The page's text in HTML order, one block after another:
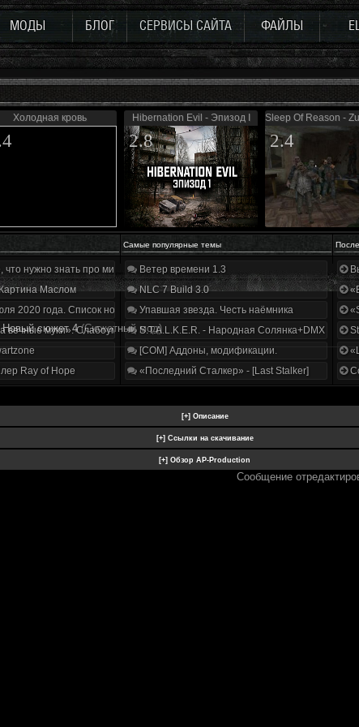
МОДЫ БЛОГ СЕРВИСЫ САЙТА ФАЙЛЫ
Холодная кровь Hibernation Evil - Эпизод I
2.8
Sleep Of Reason -
2.4
Самые популярные темы
что нужно знать про мир, геймплей и сюжет | Разбор трейлера
Маслом
2020 года. Список нововведений
муки». Слабоумие и отвага
Ray of Hope
Ветер времени 1.3
NLC 7 Build 3.0
Упавшая звезда. Честь наёмника
S.T.A.L.K.E.R. - Народная Солянка+DMX
[COM] Аддоны, модификации.
«Последний Сталкер» - [Last Stalker]
Новый сюжет 4 (Сюжетный мод)
Сообщение